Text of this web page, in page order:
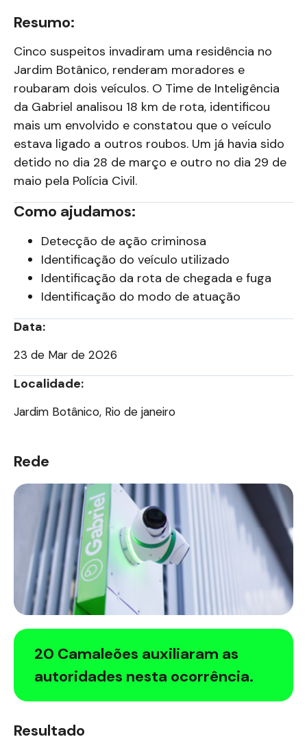
Resumo:
Cinco suspeitos invadiram uma residência no
Jardim Botânico, renderam moradores e
roubaram dois veículos. O Time de Inteligência
da Gabriel analisou 18 km de rota, identificou
mais um envolvido e constatou que o veículo
estava ligado a outros roubos. Um já havia sido
detido no dia 28 de março e outro no dia 29 de
maio pela Polícia Civil.
Como ajudamos:
Detecção de ação criminosa
Identificação do veículo utilizado
Identificação da rota de chegada e fuga
Identificação do modo de atuação
Data:
23 de Mar de 2026
Localidade:
Jardim Botânico, Rio de janeiro
Rede
20 Camaleões auxiliaram as
autoridades nesta ocorrência.
Resultado